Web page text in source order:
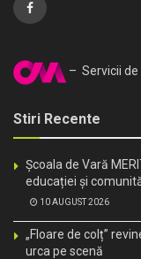
– Servicii
Stiri Recente
Școala de Vară
educației și
10 AUGUST 2026
„Floare de colț”
urca pe scenă